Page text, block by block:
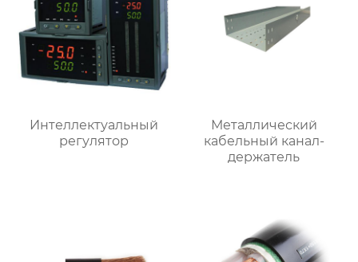
Интеллектуальный
регулятор
Металлический
кабельный канал-
держатель